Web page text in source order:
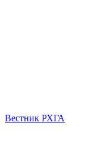
Вестник РХГА